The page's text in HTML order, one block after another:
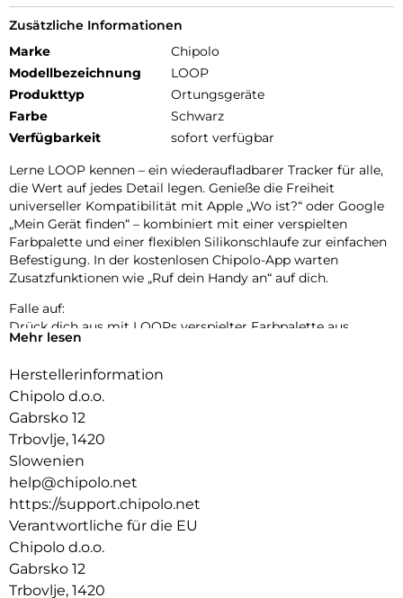
Zusätzliche Informationen
Marke
Chipolo
Modellbezeichnung
LOOP
Produkttyp
Ortungsgeräte
Farbe
Schwarz
Verfügbarkeit
sofort verfügbar
Lerne LOOP kennen – ein wiederaufladbarer Tracker für alle,
die Wert auf jedes Detail legen. Genieße die Freiheit
universeller Kompatibilität mit Apple „Wo ist?“ oder Google
„Mein Gerät finden“ – kombiniert mit einer verspielten
Farbpalette und einer flexiblen Silikonschlaufe zur einfachen
Befestigung. In der kostenlosen Chipolo-App warten
Zusatzfunktionen wie „Ruf dein Handy an“ auf dich.
Falle auf:
Drück dich aus mit LOOPs verspielter Farbpalette aus
Pastell- und klassischen Tönen. Bereit, deinen Stil überallhin
Einfach aufladen:
LOOP wurde für deinen Komfort und mit Rücksicht auf den
neuer Lieblingsbegleiter zu werden.
Leicht zu hören, leicht zu finden:
Verlegte Gegenstände wiederzufinden sollte einfach sein.
Der extra laute Ton und die erweiterte Reichweite von LOOP
führen dich in wenigen Sekunden zu deinen wichtigsten
Sachen.
Mehr lesen
Herstellerinformation
Chipolo d.o.o.
Gabrsko 12
Trbovlje, 1420
Slowenien
help@chipolo.net
https://support.chipolo.net
Verantwortliche für die EU
Chipolo d.o.o.
Gabrsko 12
Trbovlje, 1420